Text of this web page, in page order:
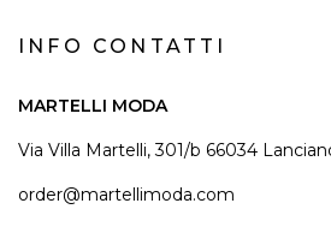
INFO CONTATTI
MARTELLI MODA
Via Villa Martelli, 301/b 66034
order@martellimoda.com